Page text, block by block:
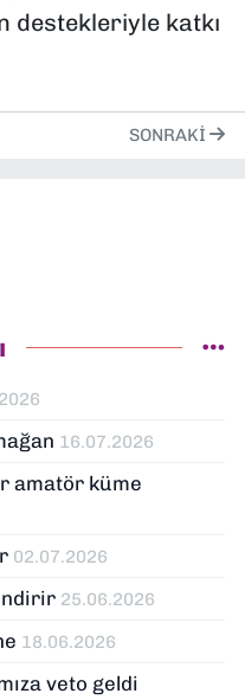
destekleriyle katkı
SONRAKI
16.07.2026
amatör küme
02.07.2026
25.06.2026
18.06.2026
veto geldi